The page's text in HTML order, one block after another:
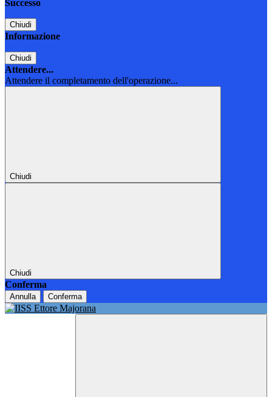
Successo
Chiudi
Informazione
Chiudi
Attendere...
Attendere il completamento dell'operazione...
Chiudi
Chiudi
Conferma
Annulla Conferma